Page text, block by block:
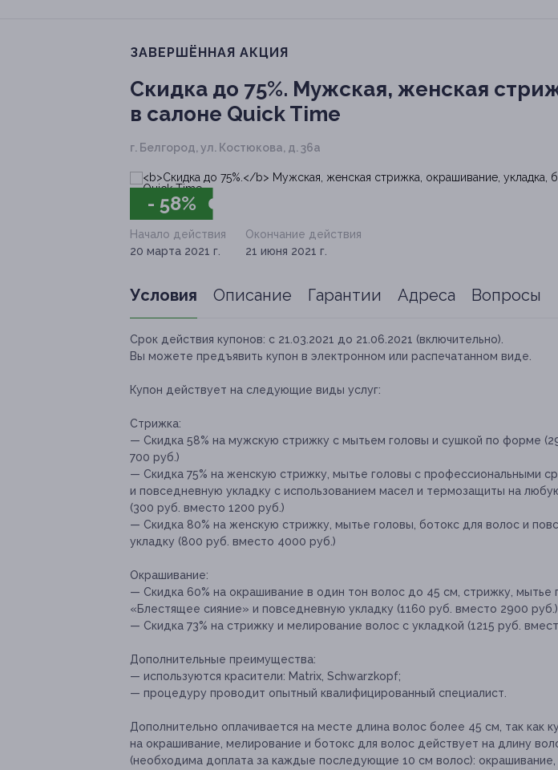
ЗАВЕРШЁННАЯ АКЦИЯ
Скидка до 75%. Мужская, женская
в салоне Quick Time
г. Белгород, ул. Костюкова, д. 36а
- 58%
Начало действия
20 марта 2021 г.
Окончание действия
21 июня 2021 г.
Условия Описание Гарантии Адреса Вопросы
Срок действия купонов: с 21.03.2021 до 21.06.2021 (включительно).
Вы можете предъявить купон в электронном или распечатанном виде.
Купон действует на следующие виды услуг:
Стрижка:
— Скидка 58% на мужскую стрижку с мытьем головы и сушкой по форме
700 руб.)
— Скидка 75% на женскую стрижку, мытье головы с профессиональными
и повседневную укладку с использованием масел и термозащиты на
(300 руб. вместо 1200 руб.)
— Скидка 80% на женскую стрижку, мытье головы, ботокс для волос и
укладку (800 руб. вместо 4000 руб.)
Окрашивание:
— Скидка 60% на окрашивание в один тон волос до 45 см, стрижку, мытье
«Блестящее сияние» и повседневную укладку (1160 руб. вместо 2900 руб.)
— Скидка 73% на стрижку и мелирование волос с укладкой (1215 руб.
Дополнительные преимущества:
— используются красители: Matrix, Schwarzkopf;
— процедуру проводит опытный квалифицированный специалист.
Дополнительно оплачивается на месте длина волос более 45 см, так как
на окрашивание, мелирование и ботокс для волос действует на длину
(необходима доплата за каждые последующие 10 см волос):